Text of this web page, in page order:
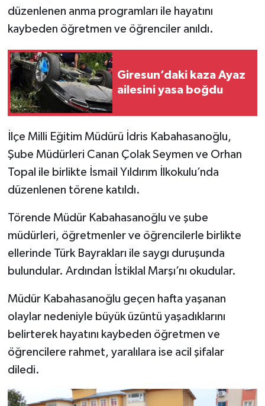
düzenlenen anma programları ile hayatını
kaybeden öğretmen ve öğrenciler anıldı.
Giresun’daki kaza Ayaz
ailesini yasa boğdu
İlçe Milli Eğitim Müdürü İdris Kabahasanoğlu,
Şube Müdürleri Canan Çolak Seymen ve Orhan
Topal ile birlikte İsmail Yıldırım İlkokulu’nda
düzenlenen törene katıldı.
Törende Müdür Kabahasanoğlu ve şube
müdürleri, öğretmenler ve öğrencilerle birlikte
ellerinde Türk Bayrakları ile saygı duruşunda
bulundular. Ardından İstiklal Marşı’nı okudular.
Müdür Kabahasanoğlu geçen hafta yaşanan
olaylar nedeniyle büyük üzüntü yaşadıklarını
belirterek hayatını kaybeden öğretmen ve
öğrencilere rahmet, yaralılara ise acil şifalar
diledi.